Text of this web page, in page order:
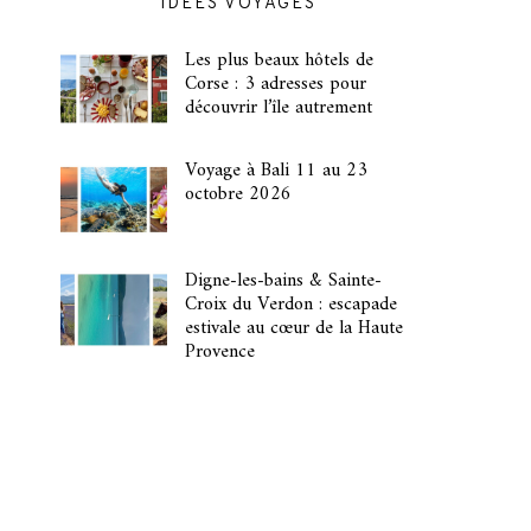
Les plus beaux hôtels de
Corse : 3 adresses pour
découvrir l’île autrement
Voyage à Bali 11 au 23
octobre 2026
Digne-les-bains & Sainte-
Croix du Verdon : escapade
estivale au cœur de la Haute
Provence